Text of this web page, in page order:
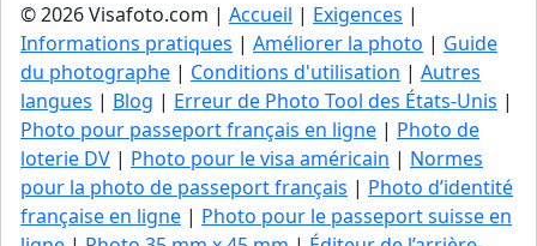
© 2026 Visafoto.com | Accueil | Exigences |
Informations pratiques | Améliorer la photo | Guide
du photographe | Conditions d'utilisation | Autres
langues | Blog | Erreur de Photo Tool des États-Unis |
Photo pour passeport français en ligne | Photo de
loterie DV | Photo pour le visa américain | Normes
pour la photo de passeport français | Photo d’identité
française en ligne | Photo pour le passeport suisse en